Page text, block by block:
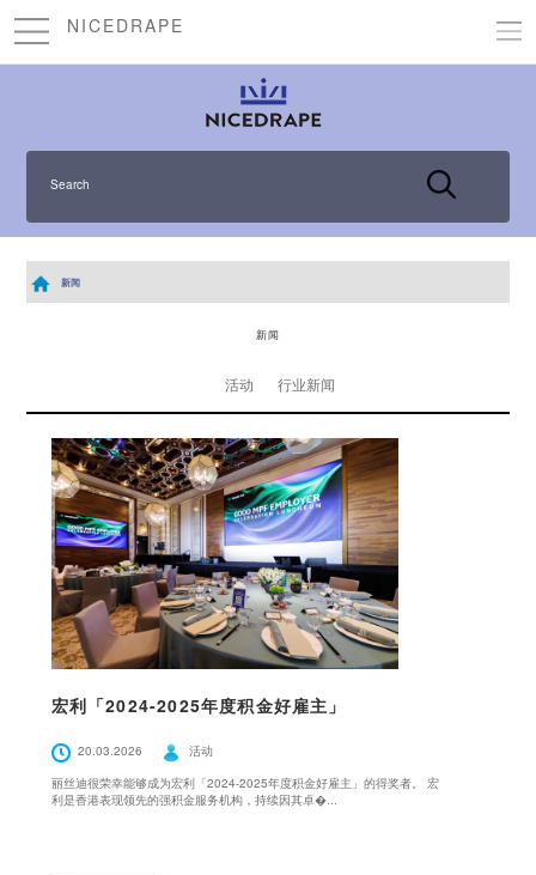
NICEDRAPE
Search
新闻
新闻
活动 行业新闻
宏利「2024-2025年度积金好雇主」
20.03.2026
活动
丽丝迪很荣幸能够成为宏利「2024-2025年度积金好雇主」的得奖者。 宏
利是香港表现领先的强积金服务机构，持续因其卓�...